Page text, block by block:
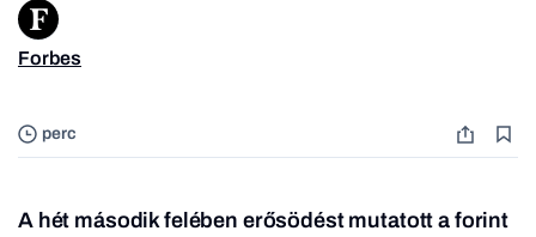
perc
Forbes
A hét második felében erősödést mutatott a forint